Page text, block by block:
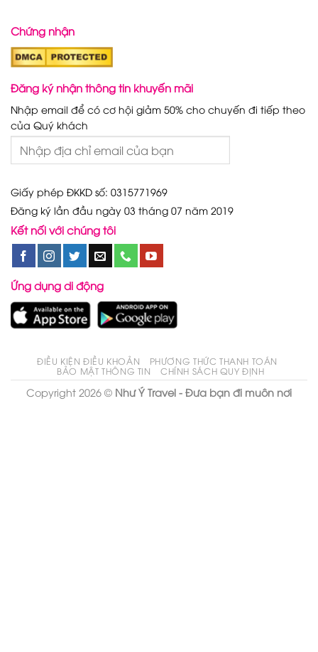
Chứng nhận
Đăng ký nhận thông tin khuyến mãi
Nhập email để có cơ hội giảm 50% cho chuyến đi tiếp theo
của Quý khách
Giấy phép ĐKKD số: 0315771969
Đăng ký lần đầu ngày 03 tháng 07 năm 2019
Kết nối với chúng tôi
Ứng dụng di động
ĐIỀU KIỆN ĐIỀU KHOẢN
PHƯƠNG THỨC THANH TOÁN
BẢO MẬT THÔNG TIN
CHÍNH SÁCH QUY ĐỊNH
Copyright 2026 © Như Ý Travel - Đưa bạn đi muôn nơi